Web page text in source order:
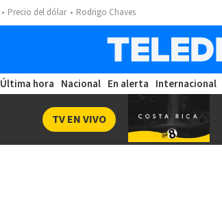
Precio del dólar Rodrigo Chaves
Última hora Nacional En alerta Internacional
TV EN VIVO